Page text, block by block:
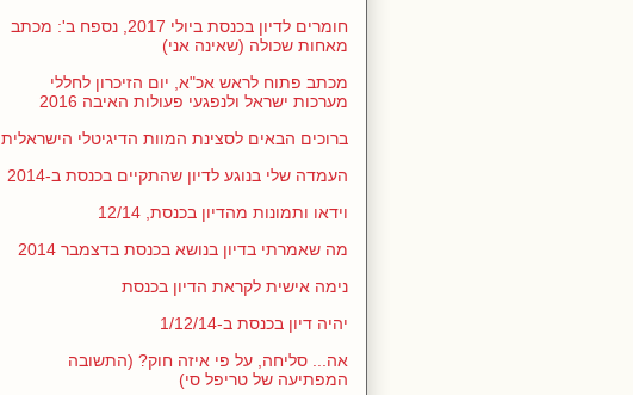
חומרים לדיון בכנסת ביולי 2017, נספח ב': מכתב
מאחות שכולה (שאינה אני)
מכתב פתוח לראש אכ"א, יום הזיכרון לחללי
מערכות ישראל ולנפגעי פעולות האיבה 2016
ברוכים הבאים לסצינת המוות הדיגיטלי הישראלית
העמדה שלי בנוגע לדיון שהתקיים בכנסת ב-2014
וידאו ותמונות מהדיון בכנסת, 12/14
מה שאמרתי בדיון בנושא בכנסת בדצמבר 2014
נימה אישית לקראת הדיון בכנסת
יהיה דיון בכנסת ב-1/12/14
אה... סליחה, על פי איזה חוק? (התשובה
המפתיעה של טריפל סי)